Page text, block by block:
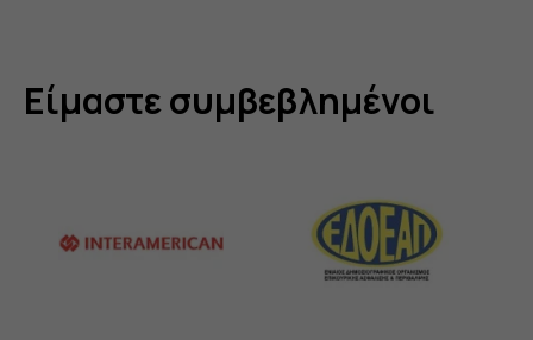
Είμαστε συμβεβλημένοι